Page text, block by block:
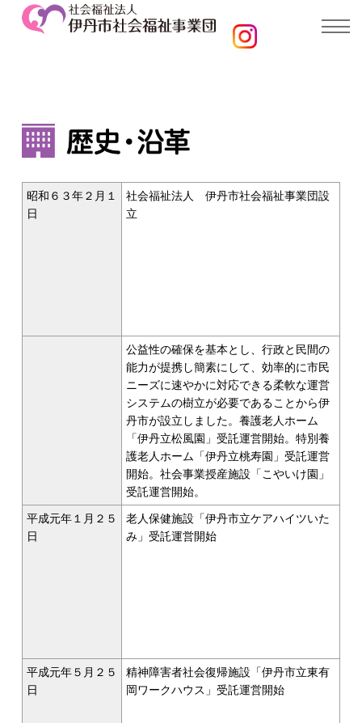
昭和６３年２月１
日
社会福祉法人 伊丹市社会福祉事業団設
立
公益性の確保を基本とし、行政と民間の
能力が提携し簡素にして、効率的に市民
ニーズに速やかに対応できる柔軟な運営
システムの樹立が必要であることから伊
丹市が設立しました。養護老人ホーム
「伊丹立松風園」受託運営開始。特別養
護老人ホーム「伊丹立桃寿園」受託運営
開始。社会事業授産施設「こやいけ園」
受託運営開始。
平成元年１月２５
日
老人保健施設「伊丹市立ケアハイツいた
み」受託運営開始
平成元年５月２５
日
精神障害者社会復帰施設「伊丹市立東有
岡ワークハウス」受託運営開始